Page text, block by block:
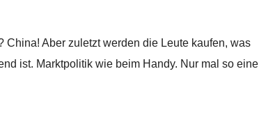
Aber zuletzt werden die Leute kaufen, was
ist. Marktpolitik wie beim Handy. Nur mal so eine